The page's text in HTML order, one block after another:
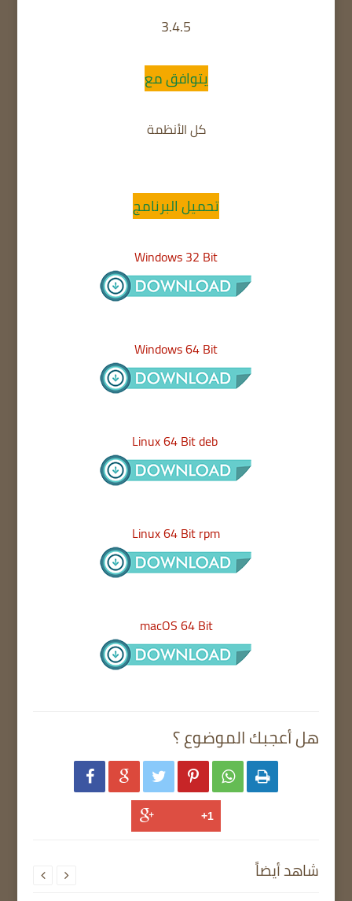
3.4.5
يتوافق مع
كل الأنظمة
تحميل البرنامج
Windows 32 Bit
Windows 64 Bit
Linux 64 Bit deb
Linux 64 Bit rpm
macOS 64 Bit
هل أعجبك الموضوع ؟
     
شاهد أيضاً  